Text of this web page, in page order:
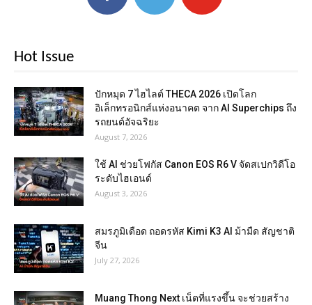
Hot Issue
ปักหมุด 7 ไฮไลต์ THECA 2026 เปิดโลก
อิเล็กทรอนิกส์แห่งอนาคต จาก AI Superchips ถึง
รถยนต์อัจฉริยะ
August 7, 2026
ใช้ AI ช่วยโฟกัส Canon EOS R6 V จัดสเปกวิดีโอ
ระดับไฮเอนด์
August 3, 2026
สมรภูมิเดือด ถอดรหัส Kimi K3 AI ม้ามืด สัญชาติ
จีน
July 27, 2026
Muang Thong Next เน็ตที่แรงขึ้น จะช่วยสร้าง